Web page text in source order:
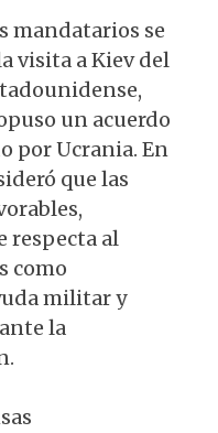
mandatarios se
visita a Kiev del
un acuerdo
por Ucrania. En
que las
respecta al
como
militar y
la